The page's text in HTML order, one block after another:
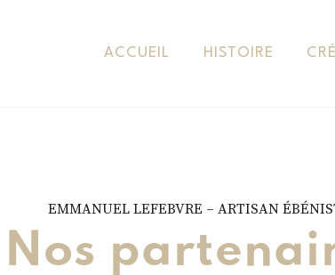
ACCUEIL HISTOIRE
EMMANUEL LEFEBVRE – ARTISAN
Nos